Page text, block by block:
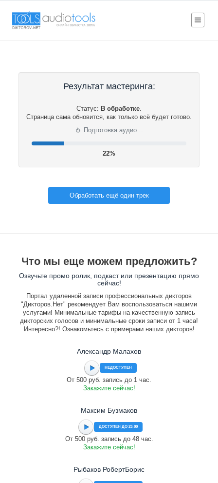
Результат мастеринга:
Статус: В обработке.
Страница сама обновится, как только всё будет готово.
⟳ Подготовка аудио…
22%
Обработать ещё один трек
Что мы еще можем предложить?
Озвучьте промо ролик, подкаст или презентацию прямо
сейчас!
Портал удаленной записи профессиональных дикторов
"Дикторов.Нет" рекомендует Вам воспользоваться нашими
услугами! Минимальные тарифы на качественную запись
дикторских голосов и минимальные сроки записи от 1 часа!
Интересно?! Ознакомьтесь с примерами наших дикторов!
Александр Малахов
НЕДОСТУПЕН
От 500 руб. запись до 1 час.
Закажите сейчас!
Максим Бузмаков
ДОСТУПЕН ДО 23:00
От 500 руб. запись до 48 час.
Закажите сейчас!
Рыбаков РобертБорис